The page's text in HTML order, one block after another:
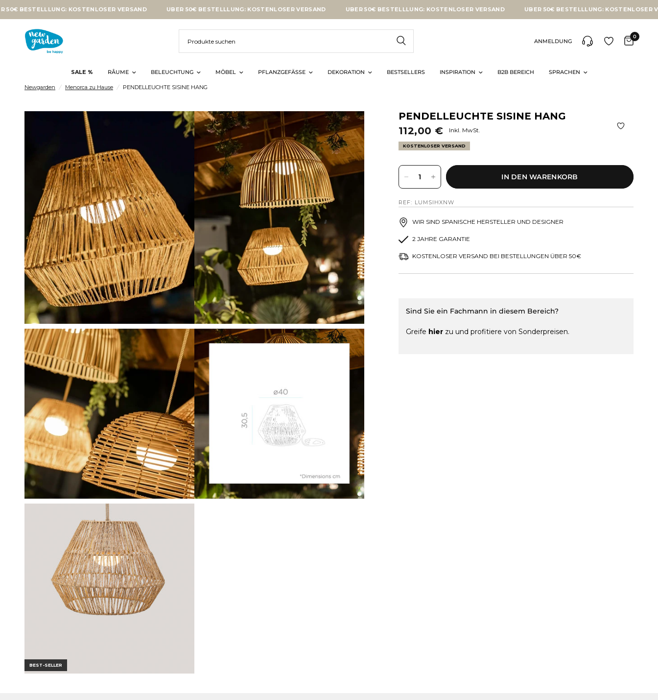
KOSTENLOSER VERSAND ÜBER 50€ BESTELLLUNG: KOSTENLOSER VERSAND ÜBER 50€ BESTELLLUNG: KOSTENLOSER VERSAND ÜBER 50€ BESTELLLUNG: KOSTENLOSER
SALE % RÂUME BELEUCHTUNG MÖBEL PFLANZGEFÄSSE DEKORATION BESTSELLERS INSPIRATION B2B BEREICH SPRACHEN
ANMELDUNG
0
Newgarden / Menorca zu Hause / PENDELLEUCHTE SISINE HANG
BEST-SELLER
PENDELLEUCHTE SISINE HANG
112,00 €
Inkl. MwSt.
KOSTENLOSER VERSAND
IN DEN WARENKORB
REF: LUMSIHXNW
WIR SIND SPANISCHE HERSTELLER UND DESIGNER
2 JAHRE GARANTIE
KOSTENLOSER VERSAND BEI BESTELLUNGEN ÜBER 50€
Sind Sie ein Fachmann in diesem Bereich?
Greife hier zu und profitiere von Sonderpreisen.